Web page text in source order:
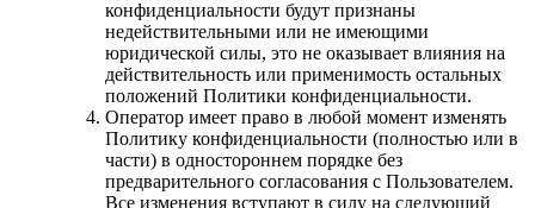
конфиденциальности будут признаны
недействительными или не имеющими
юридической силы, это не оказывает влияния на
действительность или применимость остальных
положений Политики конфиденциальности.
Оператор имеет право в любой момент изменять
Политику конфиденциальности (полностью или в
части) в одностороннем порядке без
предварительного согласования с Пользователем.
Все изменения вступают в силу на следующий